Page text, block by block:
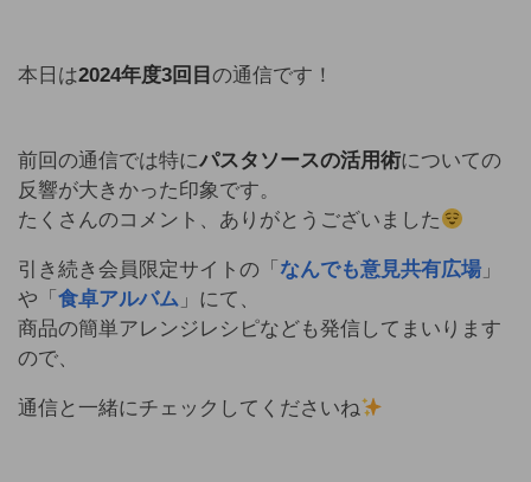
本日は2024年度3回目 の通信です！
前回の通信では特にパスタソースの活用術についての
反響が大きかった印象です。
たくさんのコメント、ありがとうございました
引き続き会員限定サイトの「 なんでも意見共有広場 」
や「 食卓アルバム 」にて、
商品の簡単アレンジレシピなども発信してまいります
ので、
通信と一緒にチェックしてくださいね